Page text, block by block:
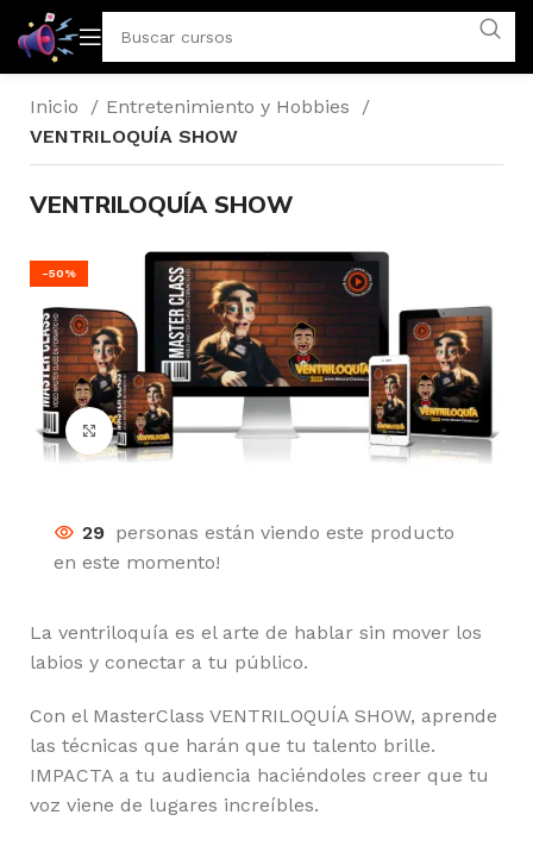
Inicio
Entretenimiento y Hobbies
VENTRILOQUÍA SHOW
VENTRILOQUÍA SHOW
-50%
Click para agrandar
29 personas están viendo este producto
en este momento!
La ventriloquía es el arte de hablar sin mover los
labios y conectar a tu público.
Con el MasterClass VENTRILOQUÍA SHOW, aprende
las técnicas que harán que tu talento brille.
IMPACTA a tu audiencia haciéndoles creer que tu
voz viene de lugares increíbles.